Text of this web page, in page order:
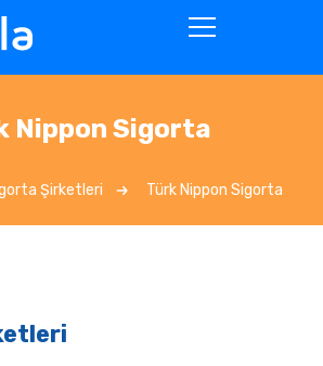
Nippon Sigorta
Şirketleri Türk Nippon Sigorta